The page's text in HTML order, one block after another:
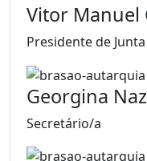
Vitor Manuel
Presidente de Junta
Georgina
Secretário/a